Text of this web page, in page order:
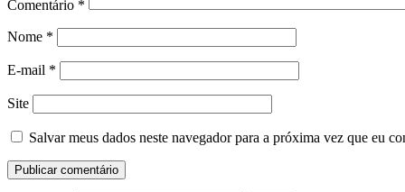
Comentário *
Nome *
E-mail *
Site
Salvar meus dados neste navegador para a próxima vez que eu